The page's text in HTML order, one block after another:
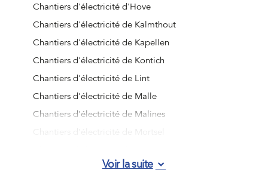
Chantiers d'électricité d'Hove
Chantiers d'électricité de Kalmthout
Chantiers d'électricité de Kapellen
Chantiers d'électricité de Kontich
Chantiers d'électricité de Lint
Chantiers d'électricité de Malle
Chantiers d'électricité de Malines
Chantiers d'électricité de Rumst
Voir la suite